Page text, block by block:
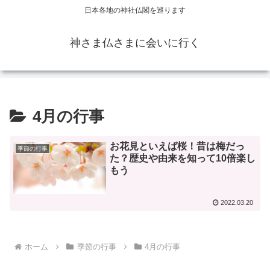
日本各地の神社仏閣を巡ります
神さま仏さまに会いに行く
4月の行事
季節の行事
お花見といえば桜！昔は梅だっ
た？歴史や由来を知って10倍楽し
もう
2022.03.20
ホーム 季節の行事 4月の行事